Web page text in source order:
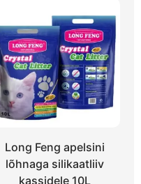
Long Feng apelsini
lõhnaga silikaatliiv
kassidele 10L